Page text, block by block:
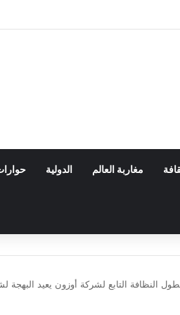
بعد تعنيف
الدولية مغاربة العالم
النظافة التابع لشركة أوزون يعيد البهجة